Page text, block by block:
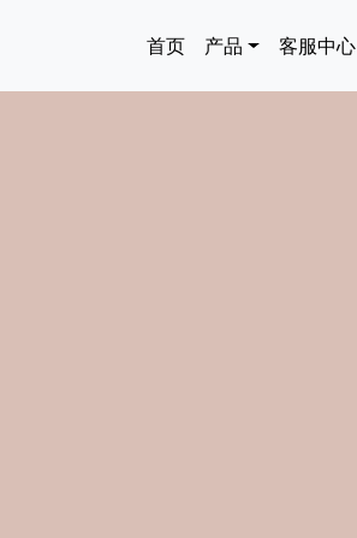
Main navigation
首页 产品 客服中心